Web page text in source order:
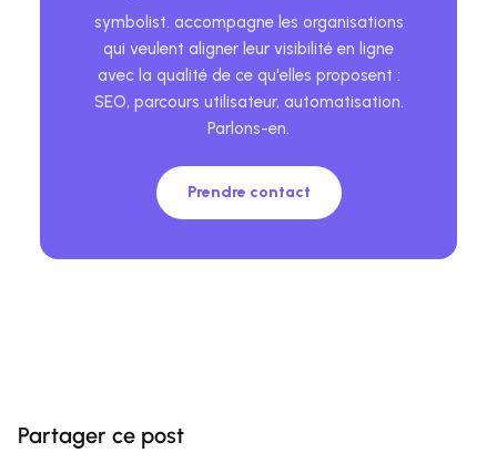
symbolist. accompagne les organisations
qui veulent aligner leur visibilité en ligne
avec la qualité de ce qu'elles proposent :
SEO, parcours utilisateur, automatisation.
Parlons-en.
Prendre contact
Partager ce post